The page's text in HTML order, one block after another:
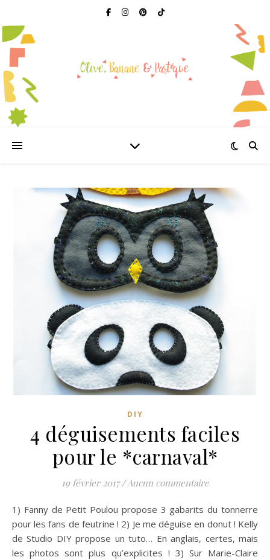
DIY
4 déguisements faciles
pour le *carnaval*
19 février 2017 /Aucun commentaire
1) Fanny de Petit Poulou propose 3 gabarits du tonnerre
pour les fans de feutrine ! 2) Je me déguise en donut ! Kelly
de Studio DIY propose un tuto… En anglais, certes, mais
les photos sont plus qu’explicites ! 3) Sur Marie-Claire